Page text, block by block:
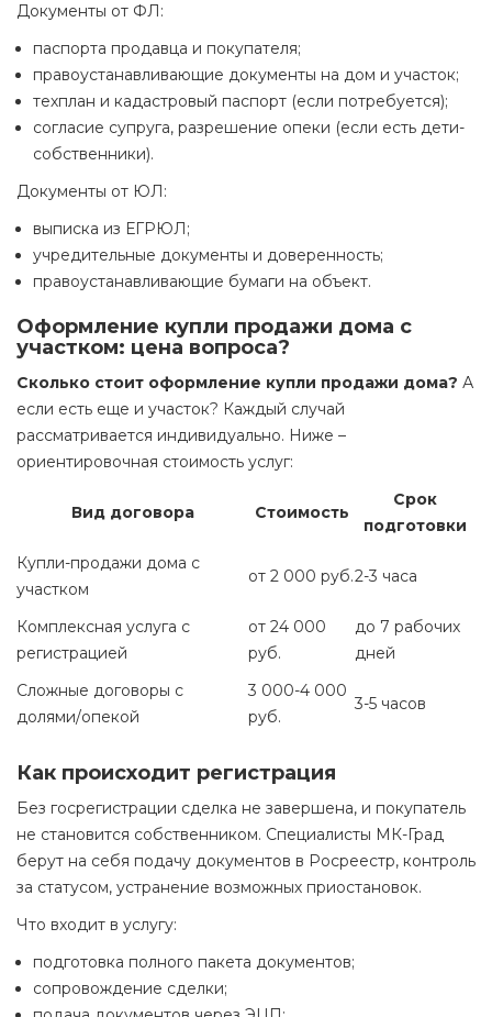
Документы от ФЛ:
паспорта продавца и покупателя;
правоустанавливающие документы на дом и участок;
техплан и кадастровый паспорт (если потребуется);
согласие супруга, разрешение опеки (если есть дети-
собственники).
Документы от ЮЛ:
выписка из ЕГРЮЛ;
учредительные документы и доверенность;
правоустанавливающие бумаги на объект.
Оформление купли продажи дома с
участком: цена вопроса?
Сколько стоит оформление купли продажи дома? А
если есть еще и участок? Каждый случай
рассматривается индивидуально. Ниже –
ориентировочная стоимость услуг:
Вид договора Стоимость
Срок
подготовки
Купли-продажи дома с
участком
от 2 000 руб.2-3 часа
Комплексная услуга с
регистрацией
от 24 000
руб.
до 7 рабочих
дней
Сложные договоры с
долями/опекой
3 000-4 000
руб.
3-5 часов
Как происходит регистрация
Без госрегистрации сделка не завершена, и покупатель
не становится собственником. Специалисты МК-Град
берут на себя подачу документов в Росреестр, контроль
за статусом, устранение возможных приостановок.
Что входит в услугу:
подготовка полного пакета документов;
сопровождение сделки;